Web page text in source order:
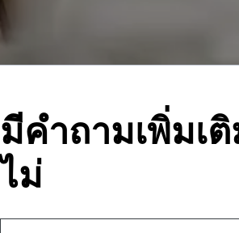
มีคําถามเพิ่มเ
ไม่